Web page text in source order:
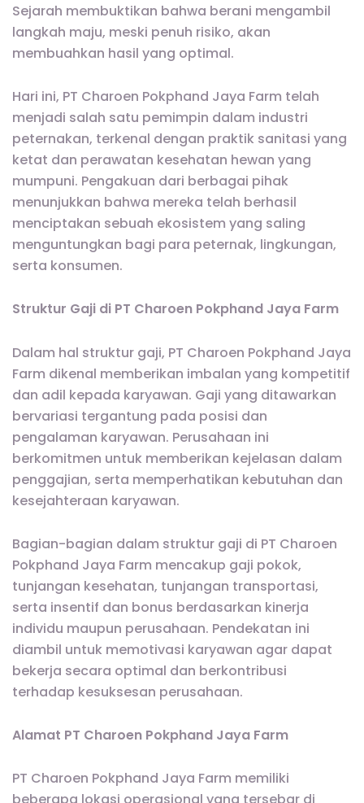
Sejarah membuktikan bahwa berani mengambil
langkah maju, meski penuh risiko, akan
membuahkan hasil yang optimal.
Hari ini, PT Charoen Pokphand Jaya Farm telah
menjadi salah satu pemimpin dalam industri
peternakan, terkenal dengan praktik sanitasi yang
ketat dan perawatan kesehatan hewan yang
mumpuni. Pengakuan dari berbagai pihak
menunjukkan bahwa mereka telah berhasil
menciptakan sebuah ekosistem yang saling
menguntungkan bagi para peternak, lingkungan,
serta konsumen.
Struktur Gaji di PT Charoen Pokphand Jaya Farm
Dalam hal struktur gaji, PT Charoen Pokphand Jaya
Farm dikenal memberikan imbalan yang kompetitif
dan adil kepada karyawan. Gaji yang ditawarkan
bervariasi tergantung pada posisi dan
pengalaman karyawan. Perusahaan ini
berkomitmen untuk memberikan kejelasan dalam
penggajian, serta memperhatikan kebutuhan dan
kesejahteraan karyawan.
Bagian-bagian dalam struktur gaji di PT Charoen
Pokphand Jaya Farm mencakup gaji pokok,
tunjangan kesehatan, tunjangan transportasi,
serta insentif dan bonus berdasarkan kinerja
individu maupun perusahaan. Pendekatan ini
diambil untuk memotivasi karyawan agar dapat
bekerja secara optimal dan berkontribusi
terhadap kesuksesan perusahaan.
Alamat PT Charoen Pokphand Jaya Farm
PT Charoen Pokphand Jaya Farm memiliki